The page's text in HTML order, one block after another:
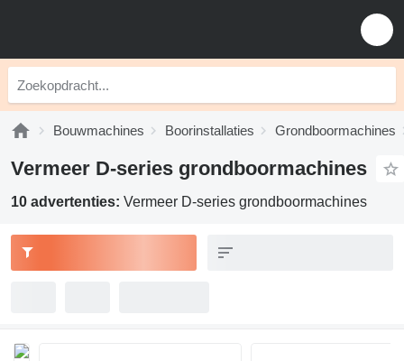
Bouwmachines Boorinstallaties Grondboormachines
Vermeer D-series grondboormachines
10 advertenties: Vermeer D-series grondboormachines